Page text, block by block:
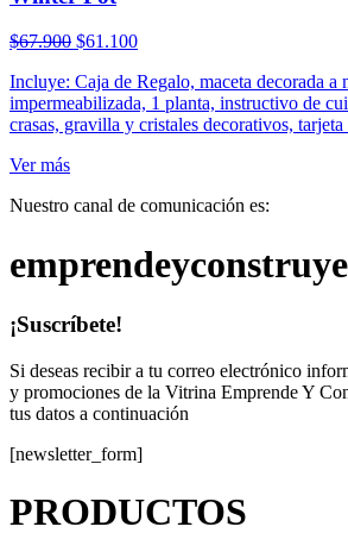
$67.900 El
original
era:
$67.900.
$61.100El
actual
es:
$61.100.
Incluye: Caja de Regalo, maceta decorada a
impermeabilizada, 1 planta, instructivo de
crasas, gravilla y cristales decorativos,
Ver más
Nuestro canal de comunicación es:
¡Suscríbete!
Si deseas recibir a tu correo electrónico
y promociones de la Vitrina Emprende Y
tus datos a continuación
[newsletter_form]
PRODUCTOS